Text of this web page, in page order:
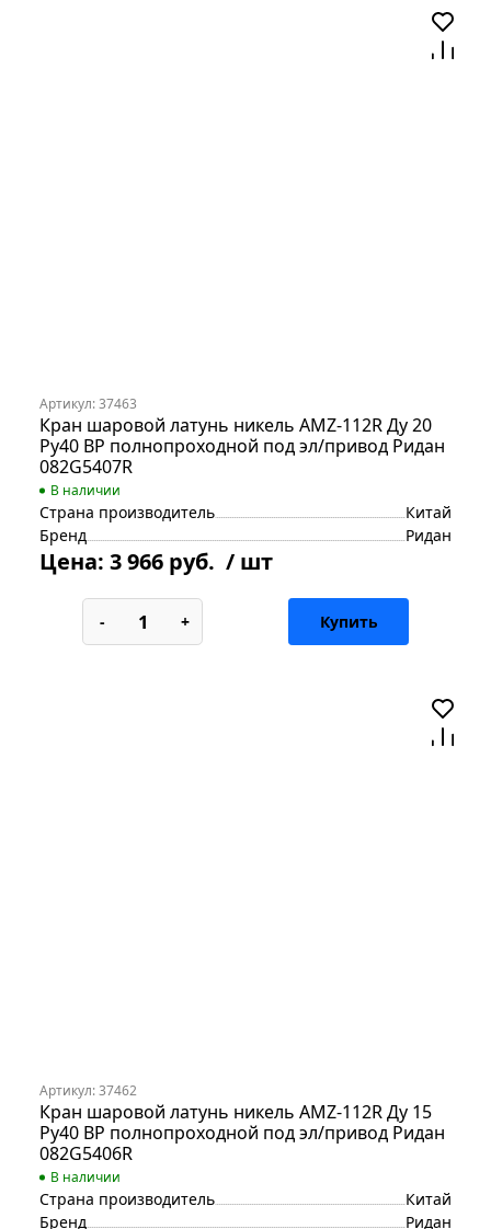
Артикул: 37463
Кран шаровой латунь никель AMZ-112R Ду 20
Ру40 ВР полнопроходной под эл/привод Ридан
082G5407R
В наличии
Страна производитель
Китай
Бренд
Ридан
Цена: 3 966 руб. / шт
- + Купить
Артикул: 37462
Кран шаровой латунь никель AMZ-112R Ду 15
Ру40 ВР полнопроходной под эл/привод Ридан
082G5406R
В наличии
Страна производитель
Китай
Бренд
Ридан